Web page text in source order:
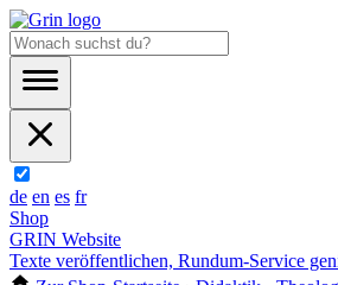
de en es fr
Shop
GRIN Website
Texte veröffentlichen, Rundum-Service